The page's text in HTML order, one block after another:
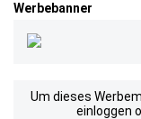
Werbebanner
Um dieses
einloggen